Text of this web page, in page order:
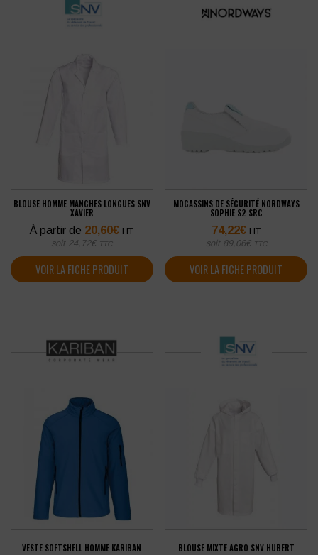
BLOUSE HOMME MANCHES LONGUES SNV
XAVIER
À partir de 20,60€ HT
soit 24,72€ TTC
VOIR LA FICHE PRODUIT
MOCASSINS DE SÉCURITÉ NORDWAYS
SOPHIE S2 SRC
74,22€ HT
soit 89,06€ TTC
VOIR LA FICHE PRODUIT
VESTE SOFTSHELL HOMME KARIBAN BLOUSE MIXTE AGRO SNV HUBERT